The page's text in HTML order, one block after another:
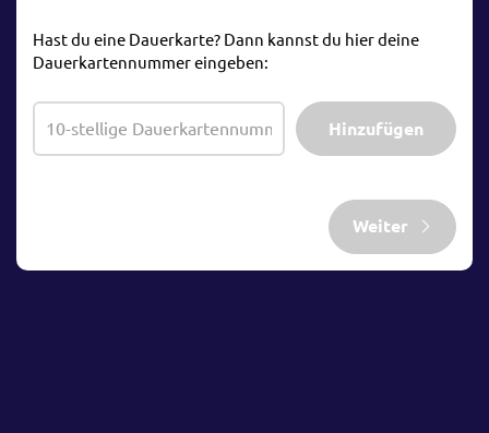
Hast du eine Dauerkarte? Dann kannst du hier deine
Dauerkartennummer eingeben:
Hinzufügen
Weiter